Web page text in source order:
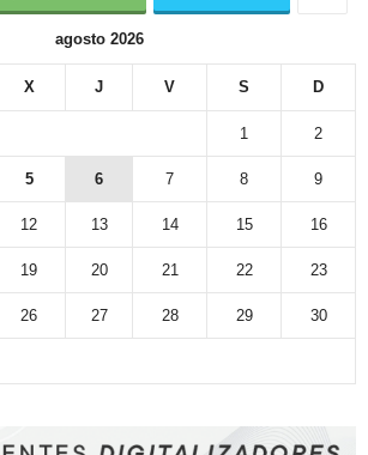
agosto 2026
X J V S D
1 2
5 6 7 8 9
12 13 14 15 16
19 20 21 22 23
26 27 28 29 30